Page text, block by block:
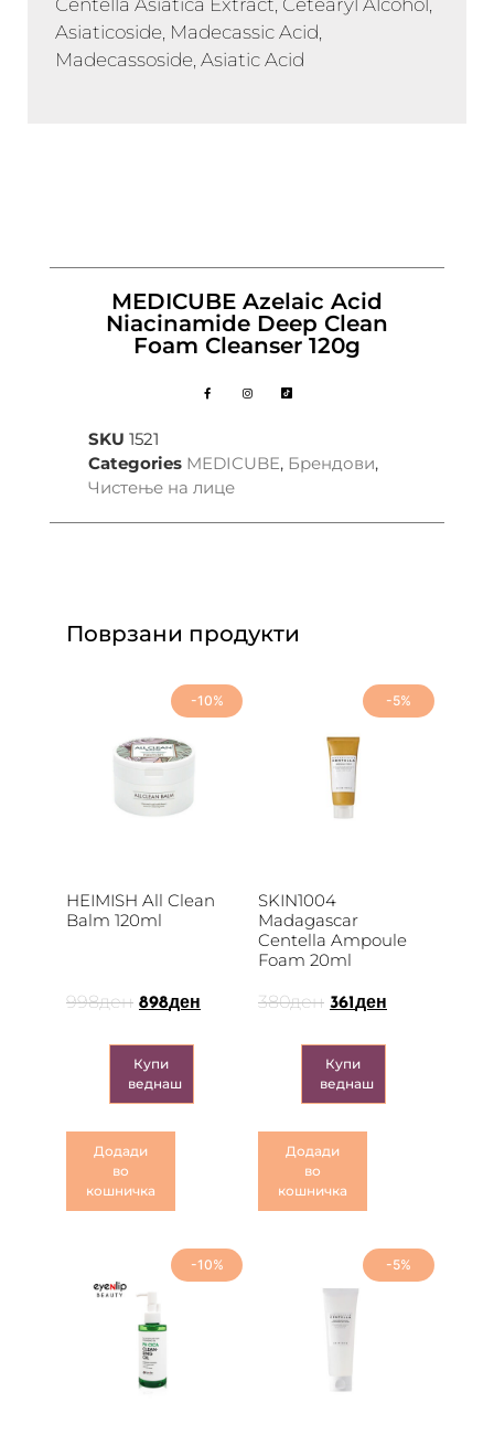
Centella Asiatica Extract, Cetearyl Alcohol,
Asiaticoside, Madecassic Acid,
Madecassoside, Asiatic Acid
MEDICUBE Azelaic Acid
Niacinamide Deep Clean
Foam Cleanser 120g
SKU 1521
Categories MEDICUBE, Брендови,
Чистење на лице
Поврзани продукти
-10%
HEIMISH All Clean
Balm 120ml
998ден 898ден
Купи
веднаш
Додади
во
кошничка
-5%
SKIN1004
Madagascar
Centella Ampoule
Foam 20ml
380ден 361 ден
Купи
веднаш
Додади
во
кошничка
-10% -5%